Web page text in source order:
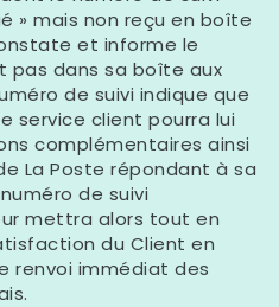
» mais non reçu en boîte
et informe le
pas dans sa boîte aux
de suivi indique que
service client pourra lui
complémentaires ainsi
La Poste répondant à sa
de suivi
mettra alors tout en
du Client en
renvoi immédiat des